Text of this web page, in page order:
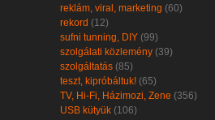
reklám, viral, marketing (60)
rekord (12)
sufni tunning, DIY (99)
szolgálati közlemény (39)
szolgáltatás (85)
teszt, kipróbáltuk! (65)
TV, Hi-Fi, Házimozi, Zene (356)
USB kütyük (106)